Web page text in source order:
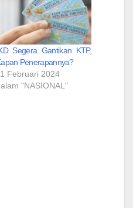
Segera Gantikan KTP,
Penerapannya?
Februari 2024
"NASIONAL"